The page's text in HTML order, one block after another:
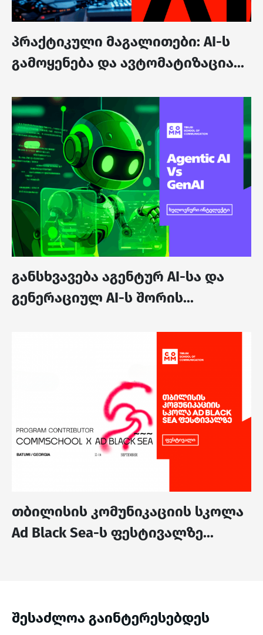
პრაქტიკული მაგალითები: AI-ს
გამოყენება და ავტომატიზაცია...
განსხვავება აგენტურ AI-სა და
გენერაციულ AI-ს შორის...
თბილისის კომუნიკაციის სკოლა
Ad Black Sea-ს ფესტივალზე...
შესაძლოა გაინტერესებდეს